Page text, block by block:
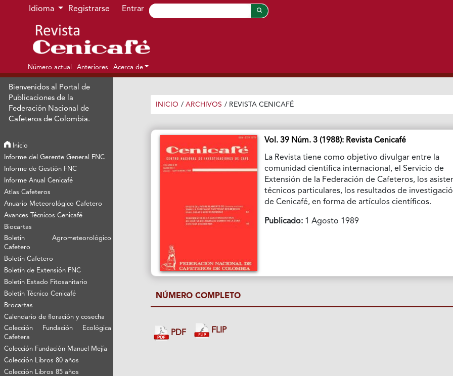
Ir al menú de navegación principal
Ir al contenido principal
Ir al pie de página del sitio
Idioma Registrarse Entrar
Número actual Anteriores Acerca de
Bienvenidos al Portal de
Publicaciones de la
Federación Nacional de
Cafeteros de Colombia.
Inicio
Informe del Gerente General FNC
Informe de Gestión FNC
Informe Anual Cenicafé
Atlas Cafeteros
Anuario Meteorológico Cafetero
Avances Técnicos Cenicafé
Biocartas
Boletín Agrometeorológico
Cafetero
Boletín Cafetero
Boletín de Extensión FNC
Boletín Estado Fitosanitario
Boletín Técnico Cenicafé
Brocartas
Calendario de floración y cosecha
Colección Fundación Ecológica
Cafetera
Colección Fundación Manuel Mejía
Colección Libros 80 años
Colección Libros 85 años
INICIO / ARCHIVOS / REVISTA CENICAFÉ
Vol. 39 Núm. 3 (1988): Revista Cenicafé
La Revista tiene como objetivo divulgar entre la
comunidad científica internacional, el Servicio de
Extensión de la Federación de Cafeteros, los
técnicos particulares, los resultados de
de Cenicafé, en forma de artículos científicos.
Publicado: 1 Agosto 1989
NÚMERO COMPLETO
PDF FLIP